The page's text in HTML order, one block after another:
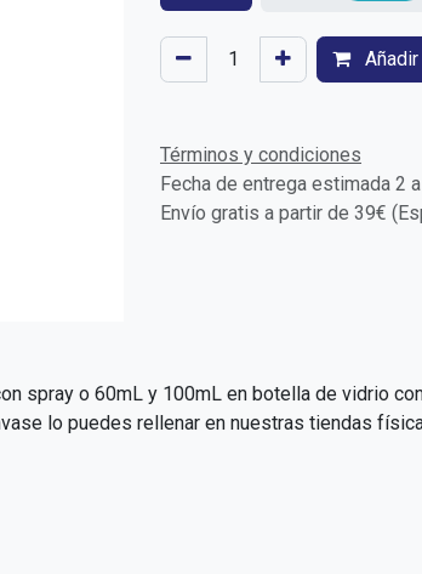
Términos y condiciones
Fecha de entrega estimada 2
Envío gratis a partir de 39€
spray o 60mL y 100mL en botella de vidrio
lo puedes rellenar en nuestras tiendas